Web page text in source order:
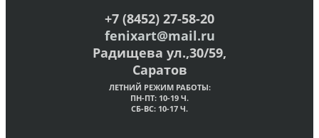
+7 (8452) 27-58-20
fenixart@mail.ru
Радищева ул.,30/59,
Саратов
ЛЕТНИЙ РЕЖИМ РАБОТЫ:
ПН-ПТ: 10-19 Ч.
СБ-ВС: 10-17 Ч.